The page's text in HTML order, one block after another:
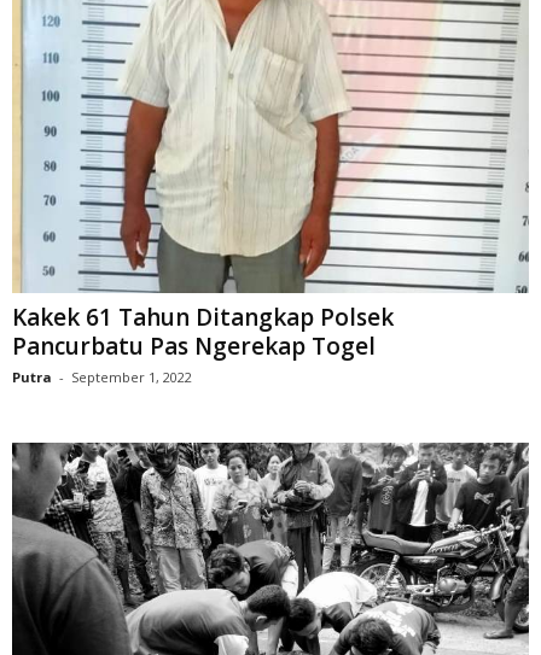
Kakek 61 Tahun Ditangkap Polsek
Pancurbatu Pas Ngerekap Togel
Putra - September 1, 2022